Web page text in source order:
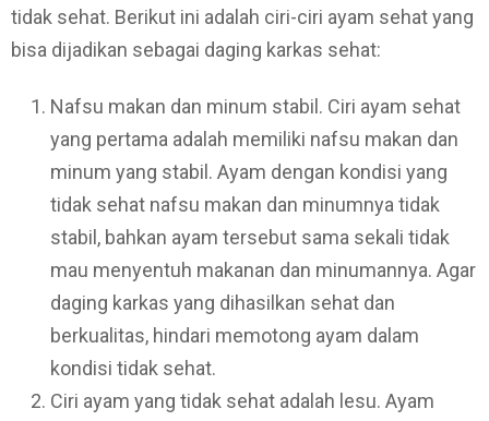
tidak sehat. Berikut ini adalah ciri-ciri ayam sehat yang
bisa dijadikan sebagai daging karkas sehat:
Nafsu makan dan minum stabil. Ciri ayam sehat
yang pertama adalah memiliki nafsu makan dan
minum yang stabil. Ayam dengan kondisi yang
tidak sehat nafsu makan dan minumnya tidak
stabil, bahkan ayam tersebut sama sekali tidak
mau menyentuh makanan dan minumannya. Agar
daging karkas yang dihasilkan sehat dan
berkualitas, hindari memotong ayam dalam
kondisi tidak sehat.
Ciri ayam yang tidak sehat adalah lesu. Ayam